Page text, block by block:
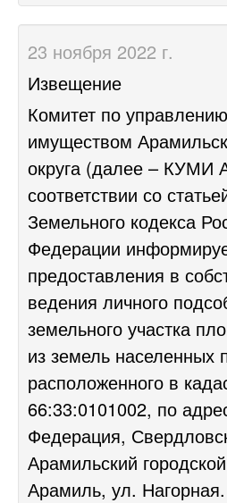
23 ноября 2022 г.
Извещение
Комитет по
имуществом
округа (далее – КУМИ
соответствии со
Земельного кодекса
Федерации
предоставления в
ведения личного
земельного участка
из земель населенных
расположенного в
66:33:0101002, по
Федерация,
Арамильский
Арамиль, ул. Нагорная.